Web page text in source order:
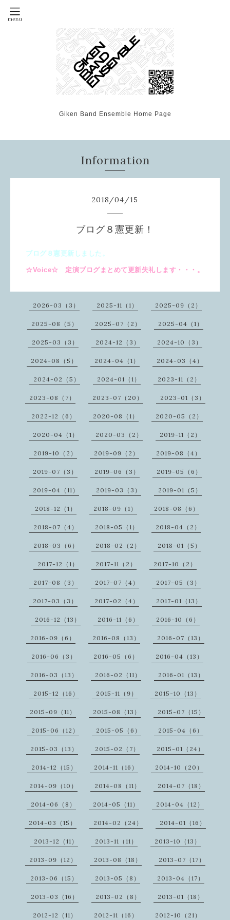
Giken Band Ensemble Home Page
Information
2018/04/15
ブログ８憲更新！
ブログ８憲更新しました。
☆Voice☆ 定演ブログまとめて更新失礼します・・・。
2026-03（3） 2025-11（1） 2025-09（2）
2025-08（5） 2025-07（2） 2025-04（1）
2025-03（3） 2024-12（3） 2024-10（3）
2024-08（5） 2024-04（1） 2024-03（4）
2024-02（5） 2024-01（1） 2023-11（2）
2023-08（7） 2023-07（20） 2023-01（3）
2022-12（6） 2020-08（1） 2020-05（2）
2020-04（1） 2020-03（2） 2019-11（2）
2019-10（2） 2019-09（2） 2019-08（4）
2019-07（3） 2019-06（3） 2019-05（6）
2019-04（11） 2019-03（3） 2019-01（5）
2018-12（1） 2018-09（1） 2018-08（6）
2018-07（4） 2018-05（1） 2018-04（2）
2018-03（6） 2018-02（2） 2018-01（5）
2017-12（1） 2017-11（2） 2017-10（2）
2017-08（3） 2017-07（4） 2017-05（3）
2017-03（3） 2017-02（4） 2017-01（13）
2016-12（13） 2016-11（6） 2016-10（6）
2016-09（6） 2016-08（13） 2016-07（13）
2016-06（3） 2016-05（6） 2016-04（13）
2016-03（13） 2016-02（11） 2016-01（13）
2015-12（16） 2015-11（9） 2015-10（13）
2015-09（11） 2015-08（13） 2015-07（15）
2015-06（12） 2015-05（6） 2015-04（6）
2015-03（13） 2015-02（7） 2015-01（24）
2014-12（15） 2014-11（16） 2014-10（20）
2014-09（10） 2014-08（11） 2014-07（18）
2014-06（8） 2014-05（11） 2014-04（12）
2014-03（15） 2014-02（24） 2014-01（16）
2013-12（11） 2013-11（11） 2013-10（13）
2013-09（12） 2013-08（18） 2013-07（17）
2013-06（15） 2013-05（8） 2013-04（17）
2013-03（16） 2013-02（8） 2013-01（18）
2012-12（11） 2012-11（16） 2012-10（21）